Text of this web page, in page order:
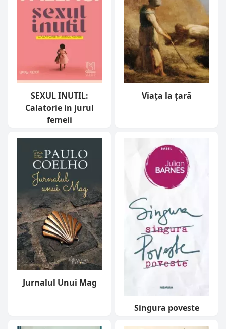
SEXUL INUTIL:
Calatorie in jurul
femeii
Viaţa la ţară
Jurnalul Unui Mag
Singura poveste